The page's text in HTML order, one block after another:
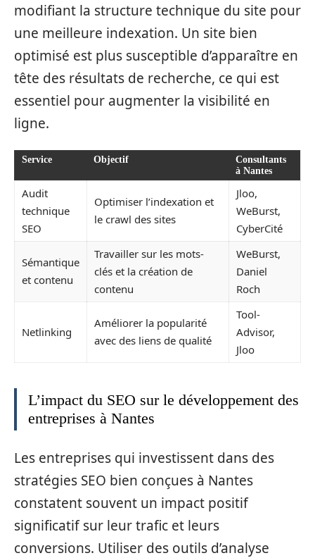
modifiant la structure technique du site pour
une meilleure indexation. Un site bien
optimisé est plus susceptible d’apparaître en
tête des résultats de recherche, ce qui est
essentiel pour augmenter la visibilité en
ligne.
Service Objectif
Consultants
à Nantes
Audit
technique
SEO
Optimiser l’indexation et
le crawl des sites
Jloo,
WeBurst,
CyberCité
Sémantique
et contenu
Travailler sur les mots-
clés et la création de
contenu
WeBurst,
Daniel
Roch
Netlinking
Améliorer la popularité
avec des liens de qualité
Tool-
Advisor,
Jloo
L’impact du SEO sur le développement des
entreprises à Nantes
Les entreprises qui investissent dans des
stratégies SEO bien conçues à Nantes
constatent souvent un impact positif
significatif sur leur trafic et leurs
conversions. Utiliser des outils d’analyse